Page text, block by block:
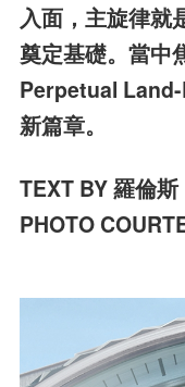
入面，主旋律
奠定基礎。當中
Perpetual
新篇章。
TEXT BY 羅倫斯
PHOTO